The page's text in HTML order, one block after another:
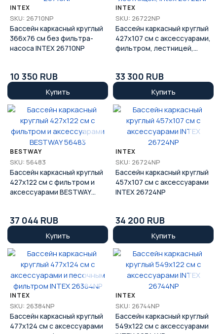
INTEX
SKU: 26710NP
Бассейн каркасный круглый
366х76 см без фильтра-
насоса INTEX 26710NP
10 350 RUB
Купить
INTEX
SKU: 26722NP
Бассейн каркасный круглый
427х107 см с аксессуарами,
фильтром, лестницей,
33 300 RUB
Купить
BESTWAY
SKU: 56483
Бассейн каркасный круглый
427х122 см с фильтром и
аксессуарами BESTWAY
37 044 RUB
Купить
INTEX
SKU: 26724NP
Бассейн каркасный круглый
457х107 см с аксессуарами
INTEX 26724NP
34 200 RUB
Купить
INTEX
SKU: 26384NP
Бассейн каркасный круглый
477х124 см с аксессуарами
INTEX
SKU: 26744NP
Бассейн каркасный круглый
549х122 см с аксессуарами